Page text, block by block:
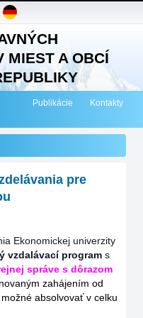
MIEST A OBCÍ
Publikácie Kontakty
pre
Ekonomickej univerzity
vzdalávací program s
správe s dôrazom
zahájením od
absolvovať v celku